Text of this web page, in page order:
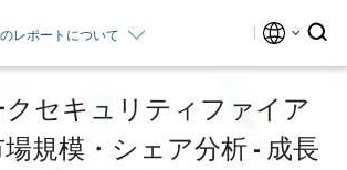
のレポートについて
セキュリティファイア
規模・シェア分析 - 成長